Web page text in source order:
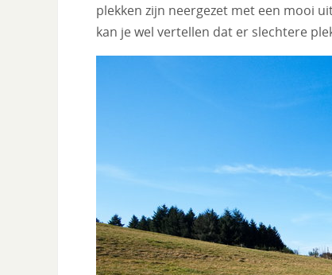
plekken zijn neergezet met een mooi
kan je wel vertellen dat er slechtere